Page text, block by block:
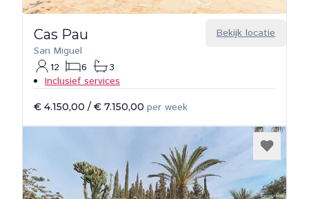
Bekijk locatie
Cas Pau
San Miguel
12
6
3
Inclusief services
€ 4.150,00 / € 7.150,00 per week